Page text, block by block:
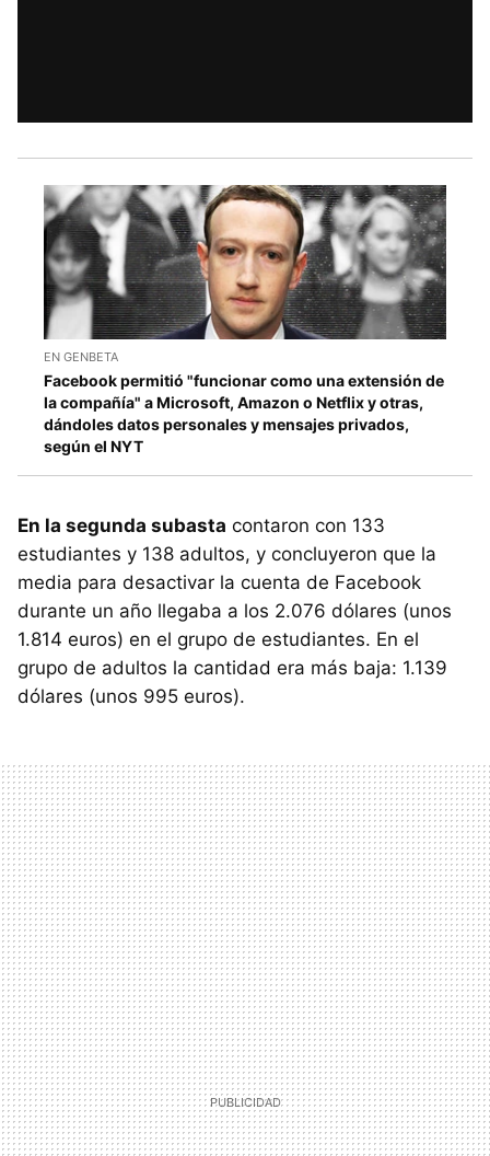
EN GENBETA
Facebook permitió "funcionar como una extensión de
la compañía" a Microsoft, Amazon o Netflix y otras,
dándoles datos personales y mensajes privados,
según el NYT
En la segunda subasta contaron con 133
estudiantes y 138 adultos, y concluyeron que la
media para desactivar la cuenta de Facebook
durante un año llegaba a los 2.076 dólares (unos
1.814 euros) en el grupo de estudiantes. En el
grupo de adultos la cantidad era más baja: 1.139
dólares (unos 995 euros).